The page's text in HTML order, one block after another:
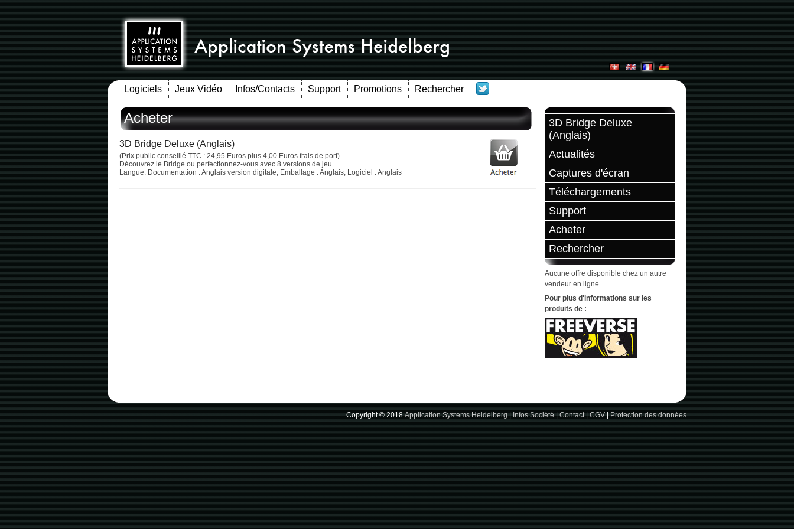
Logiciels Jeux Vidéo Infos/Contacts Support Promotions Rechercher
3D Bridge Deluxe
(Anglais)
Actualités
Captures d'écran
Téléchargements
Support
Acheter
Rechercher
Aucune offre disponible chez un autre
vendeur en ligne
Pour plus d'informations sur les
produits de :
Acheter
3D Bridge Deluxe (Anglais)
(Prix public conseillé TTC : 24,95 Euros plus 4,00 Euros frais de port)
Découvrez le Bridge ou perfectionnez-vous avec 8 versions de jeu
Langue: Documentation : Anglais version digitale, Emballage : Anglais, Logiciel : Anglais
Copyright © 2018Application Systems Heidelberg|Infos Société|Contact|CGV|Protection des données